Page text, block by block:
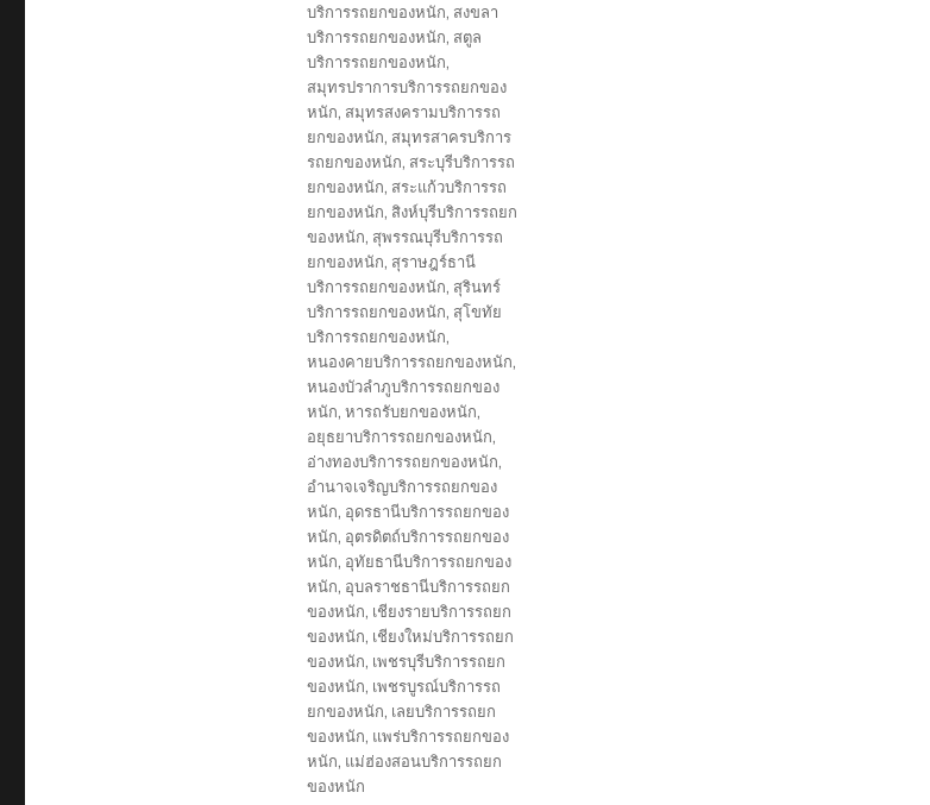
บริการรถยกของหนัก, สงขลา
บริการรถยกของหนัก, สตูล
บริการรถยกของหนัก,
สมุทรปราการบริการรถยกของ
หนัก, สมุทรสงครามบริการรถ
ยกของหนัก, สมุทรสาครบริการ
รถยกของหนัก, สระบุรีบริการรถ
ยกของหนัก, สระแก้วบริการรถ
ยกของหนัก, สิงห์บุรีบริการรถยก
ของหนัก, สุพรรณบุรีบริการรถ
ยกของหนัก, สุราษฎร์ธานี
บริการรถยกของหนัก, สุรินทร์
บริการรถยกของหนัก, สุโขทัย
บริการรถยกของหนัก,
หนองคายบริการรถยกของหนัก,
หนองบัวลำภูบริการรถยกของ
หนัก, หารถรับยกของหนัก,
อยุธยาบริการรถยกของหนัก,
อ่างทองบริการรถยกของหนัก,
อำนาจเจริญบริการรถยกของ
หนัก, อุดรธานีบริการรถยกของ
หนัก, อุตรดิตถ์บริการรถยกของ
หนัก, อุทัยธานีบริการรถยกของ
หนัก, อุบลราชธานีบริการรถยก
ของหนัก, เชียงรายบริการรถยก
ของหนัก, เชียงใหม่บริการรถยก
ของหนัก, เพชรบุรีบริการรถยก
ของหนัก, เพชรบูรณ์บริการรถ
ยกของหนัก, เลยบริการรถยก
ของหนัก, แพร่บริการรถยกของ
หนัก, แม่ฮ่องสอนบริการรถยก
ของหนัก